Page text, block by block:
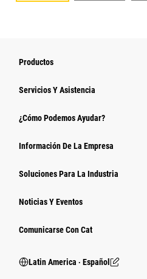
Productos
Servicios Y Asistencia
¿Cómo Podemos Ayudar?
Información De La Empresa
Soluciones Para La Industria
Noticias Y Eventos
Comunicarse Con Cat
Latin America ‧ Español